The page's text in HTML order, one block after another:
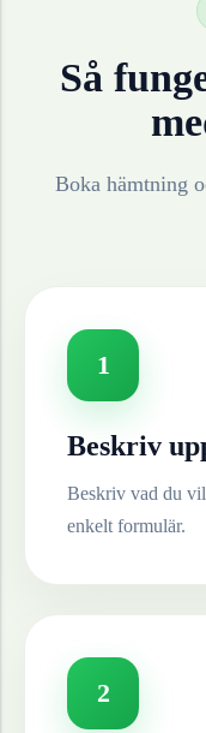
Så
Boka hämtning
1
Beskriv
Beskriv vad du
enkelt formulär.
2